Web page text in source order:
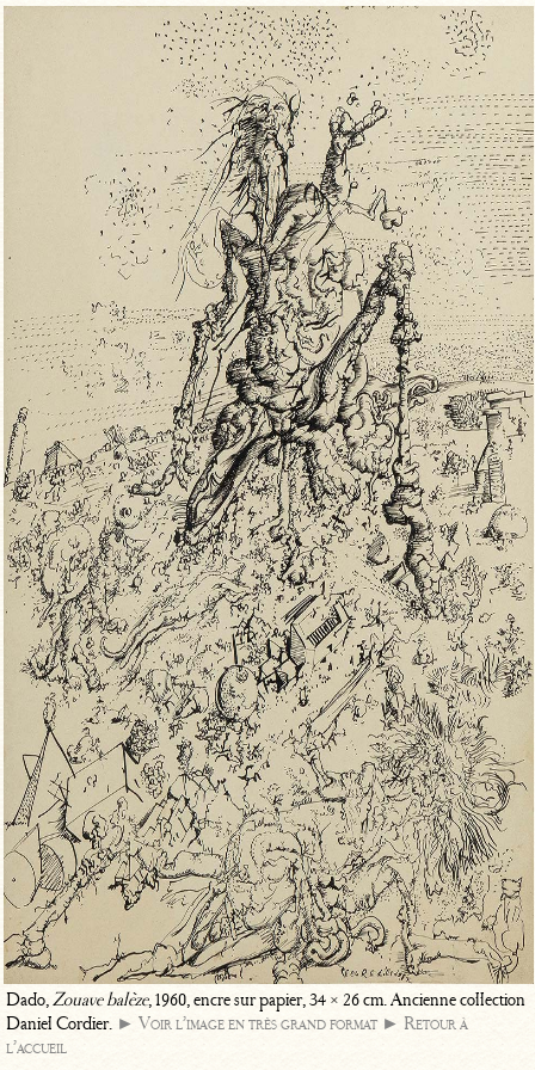
Dado,Zouave balèze, 1960, encre sur papier, 34 × 26 cm. Ancienne collection
Daniel Cordier. ► Voir l’image en très grand format ► Retour à
l’accueil